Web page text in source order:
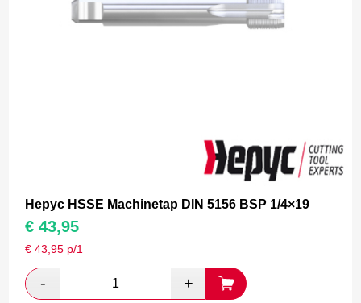
Hepyc HSSE Machinetap DIN 5156 BSP 1/4×19
€ 43,95
€43,95 p/1